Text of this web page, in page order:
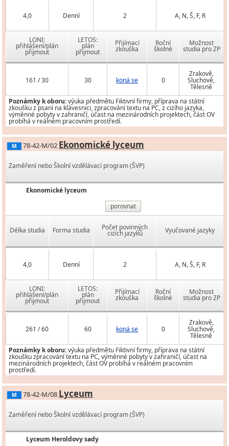
4,0 Denní 2 A, N, Š, F, R
LONI:
přihlášení/plán
přijmout
LETOS:
plán
přijmout
Přijímací
zkouška
Roční
školné
Možnost
studia pro ZP
161 / 30 30 koná se 0
Zrakově,
Sluchově,
Tělesně
Poznámky k oboru:výuka předmětu Fiktivní firmy, příprava na státní
zkoušku z psaní na klávesnici, zpracování textu na PC, z cizího jazyka,
výměnné pobyty v zahraničí, účast na mezinárodních projektech, část OV
probíhá v reálném pracovním prostředí.
M 78-42-M/02 Ekonomické lyceum
Zaměření nebo Školní vzdělávací program (ŠVP)
Ekonomické lyceum
porovnat
Délka studia Forma studia Počet povinných
cizích jazyků Vyučované jazyky
4,0 Denní 2 A, N, Š, F, R
LONI:
přihlášení/plán
přijmout
LETOS:
plán
přijmout
Přijímací
zkouška
Roční
školné
Možnost
studia pro ZP
261 / 60 60 koná se 0
Zrakově,
Sluchově,
Tělesně
Poznámky k oboru:výuka předmětu Fiktivní firmy, příprava na státní
zkoušku zpracování textu na PC, výměnné pobyty v zahraničí, účast na
mezinárodních projektech, část OV probíhá v reálném pracovním
prostředí.
M 78-42-M/08 Lyceum
Zaměření nebo Školní vzdělávací program (ŠVP)
Lyceum Heroldovy sady